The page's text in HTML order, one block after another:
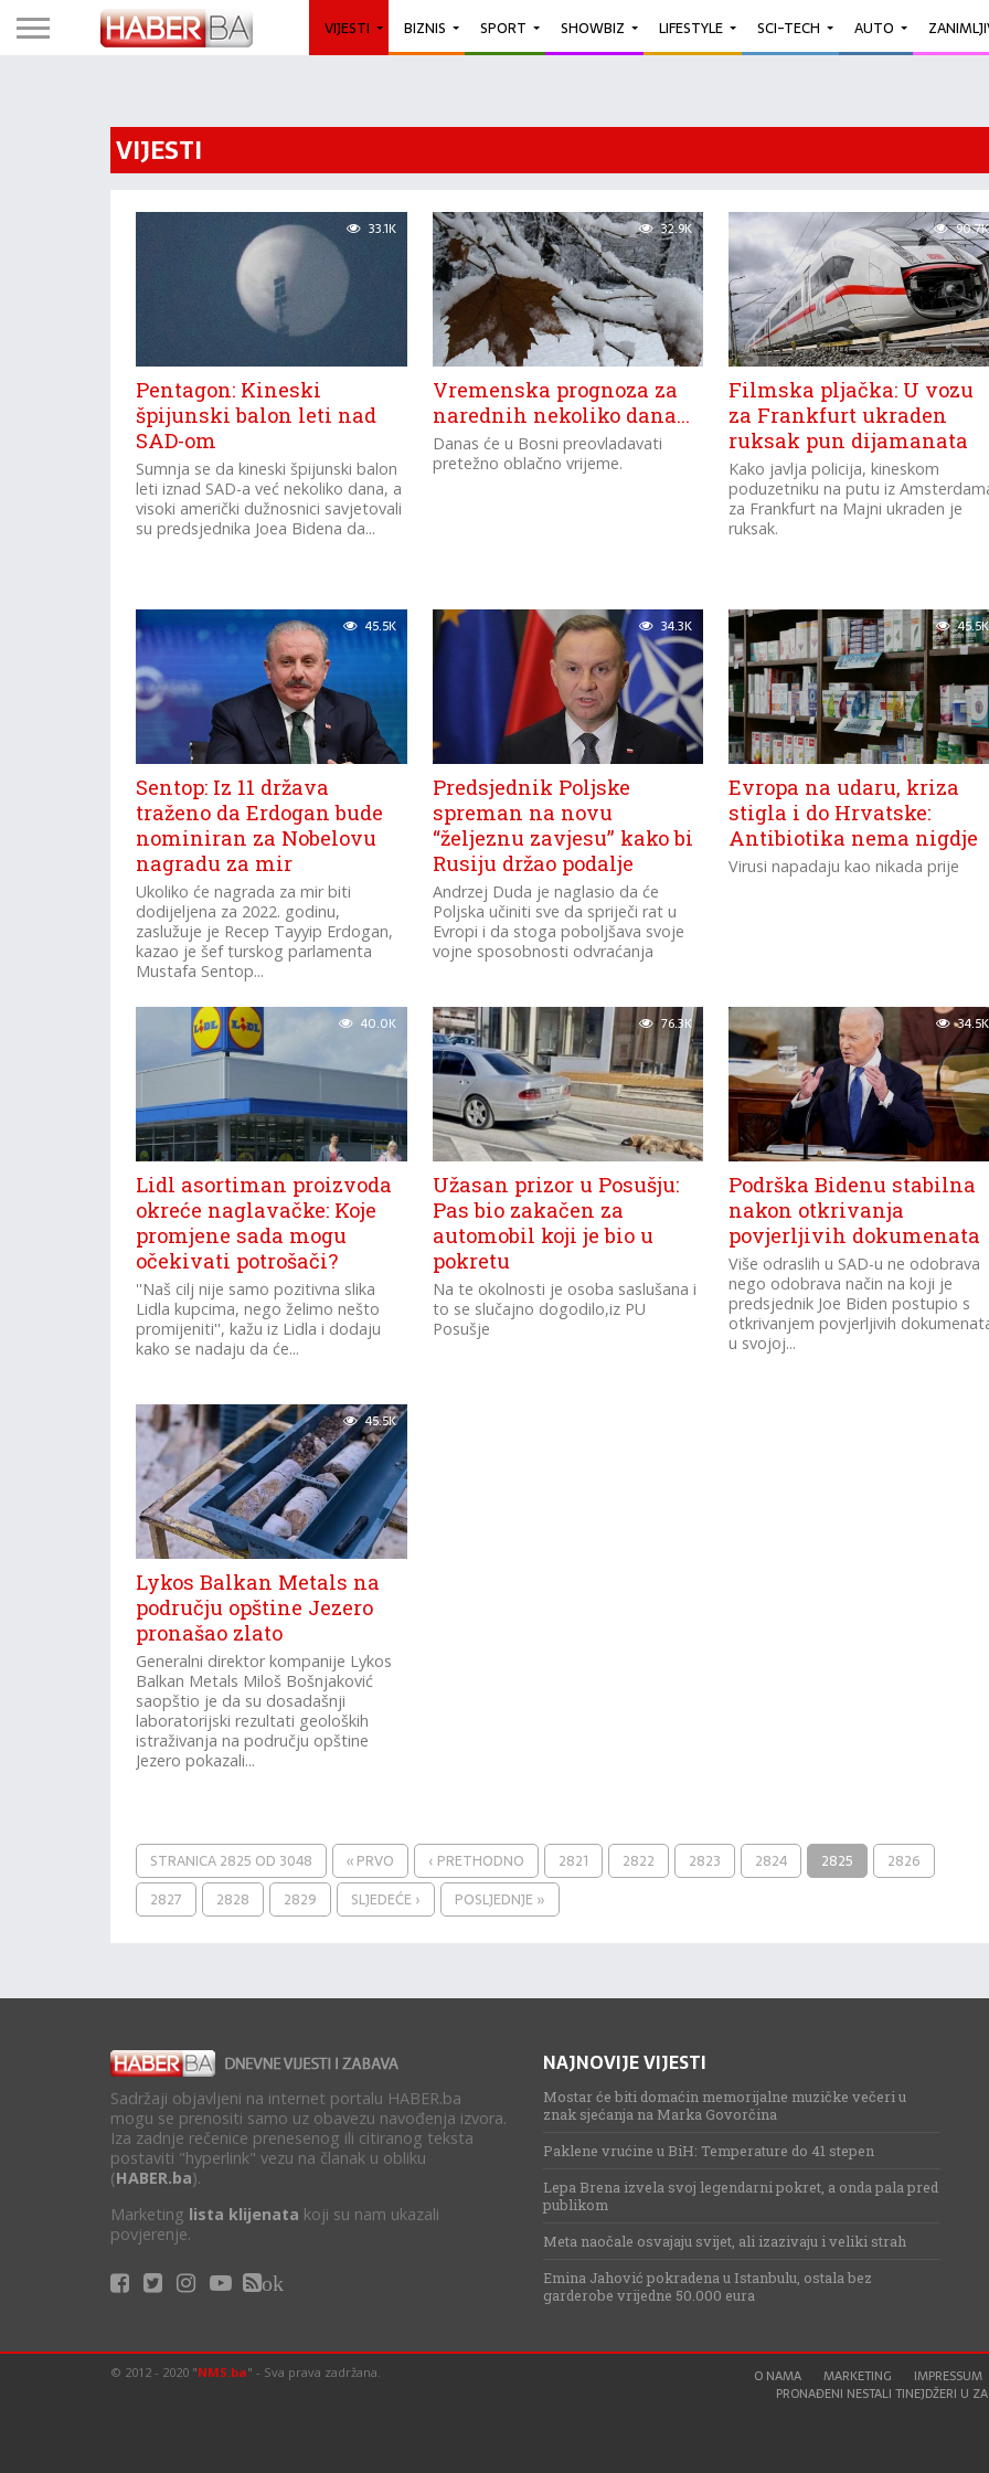
VIJESTI BIZNIS SPORT SHOWBIZ LIFESTYLE SCI-TECH AUTO
VIJESTI
33.1K
Pentagon: Kineski
špijunski balon leti nad
SAD-om
Sumnja se da kineski špijunski balon
leti iznad SAD-a već nekoliko dana, a
visoki američki dužnosnici savjetovali
su predsjednika Joea Bidena da...
32.9K
Vremenska prognoza za
narednih nekoliko dana…
Danas će u Bosni preovladavati
pretežno oblačno vrijeme.
90.7K
Filmska pljačka: U vozu
za Frankfurt ukraden
ruksak pun dijamanata
Kako javlja policija, kineskom
poduzetniku na putu iz
za Frankfurt na Majni ukraden je
ruksak.
45.5K
Sentop: Iz 11 država
traženo da Erdogan bude
nominiran za Nobelovu
nagradu za mir
Ukoliko će nagrada za mir biti
dodijeljena za 2022. godinu,
zaslužuje je Recep Tayyip Erdogan,
kazao je šef turskog parlamenta
Mustafa Sentop...
34.3K
Predsjednik Poljske
spreman na novu
“željeznu zavjesu” kako bi
Rusiju držao podalje
Andrzej Duda je naglasio da će
Poljska učiniti sve da spriječi rat u
Evropi i da stoga poboljšava svoje
vojne sposobnosti odvraćanja
45.5K
Evropa na udaru, kriza
stigla i do Hrvatske:
Antibiotika nema nigdje
Virusi napadaju kao nikada prije
40.0K
Lidl asortiman proizvoda
okreće naglavačke: Koje
promjene sada mogu
očekivati potrošači?
''Naš cilj nije samo pozitivna slika
Lidla kupcima, nego želimo nešto
promijeniti'', kažu iz Lidla i dodaju
kako se nadaju da će...
76.3K
Užasan prizor u Posušju:
Pas bio zakačen za
automobil koji je bio u
pokretu
Na te okolnosti je osoba saslušana i
to se slučajno dogodilo,iz PU
Posušje
34.5K
Podrška Bidenu stabilna
nakon otkrivanja
povjerljivih dokumenata
Više odraslih u SAD-u ne odobrava
nego odobrava način na koji je
predsjednik Joe Biden postupio s
otkrivanjem povjerljivih
u svojoj...
45.5K
Lykos Balkan Metals na
području opštine Jezero
pronašao zlato
Generalni direktor kompanije Lykos
Balkan Metals Miloš Bošnjaković
saopštio je da su dosadašnji
laboratorijski rezultati geoloških
istraživanja na području opštine
Jezero pokazali...
STRANICA 2825 OD 3048 « PRVO ‹ PRETHODNO 2821 2822 2823 2824 2825
2826
2827
2828 2829 SLJEDEĆE › POSLJEDNJE »
Sadržaji objavljeni na internet portalu HABER.ba
mogu se prenositi samo uz obavezu navođenja izvora.
Iza zadnje rečenice prenesenog ili citiranog teksta
postaviti "hyperlink" vezu na članak u obliku
(HABER.ba).
Marketing lista klijenata koji su nam ukazali
povjerenje.
ok
NAJNOVIJE VIJESTI
Mostar će biti domaćin memorijalne muzičke večeri u
znak sjećanja na Marka Govorčina
Paklene vrućine u BiH: Temperature do 41 stepen
Lepa Brena izvela svoj legendarni pokret, a onda pala pred
publikom
Meta naočale osvajaju svijet, ali izazivaju i veliki strah
Emina Jahović pokradena u Istanbulu, ostala bez
garderobe vrijedne 50.000 eura
O NAMA MARKETING IMPRESSUM
PRONAĐENI NESTALI TINEJDŽERI U
© 2012 - 2020 "NMS.ba" - Sva prava zadržana.